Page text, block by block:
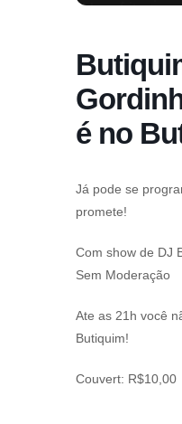
é no
Já pode se
promete!
Com show de DJ
Sem Moderação
Ate as 21h você
Butiquim!
Couvert: R$10,00